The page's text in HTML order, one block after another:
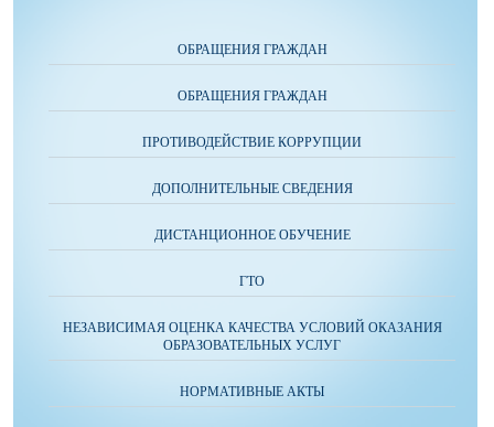
ОБРАЩЕНИЯ ГРАЖДАН
ОБРАЩЕНИЯ ГРАЖДАН
ПРОТИВОДЕЙСТВИЕ КОРРУПЦИИ
ДОПОЛНИТЕЛЬНЫЕ СВЕДЕНИЯ
ДИСТАНЦИОННОЕ ОБУЧЕНИЕ
ГТО
НЕЗАВИСИМАЯ ОЦЕНКА КАЧЕСТВА УСЛОВИЙ ОКАЗАНИЯ
ОБРАЗОВАТЕЛЬНЫХ УСЛУГ
НОРМАТИВНЫЕ АКТЫ